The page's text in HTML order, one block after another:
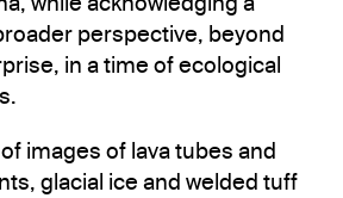
perspective, beyond
in a time of ecological
images of lava tubes and
glacial ice and welded tuff